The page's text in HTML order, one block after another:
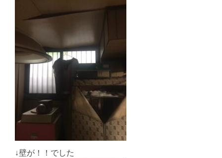
↓壁が！！でした